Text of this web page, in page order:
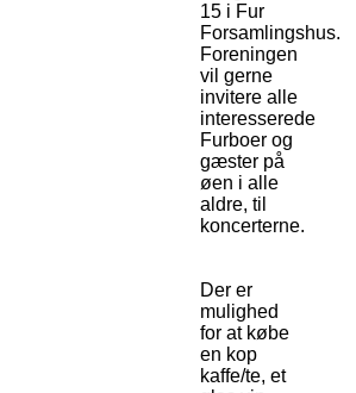
15 i Fur
Forsamlingshus.
Foreningen
vil gerne
invitere alle
interesserede
Furboer og
gæster på
øen i alle
aldre, til
koncerterne.
Der er
mulighed
for at købe
en kop
kaffe/te, et